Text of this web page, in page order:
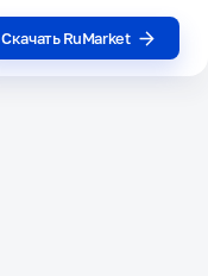
Скачать RuMarket